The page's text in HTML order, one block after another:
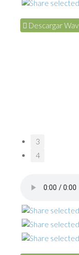
Descargar Wav
3
4